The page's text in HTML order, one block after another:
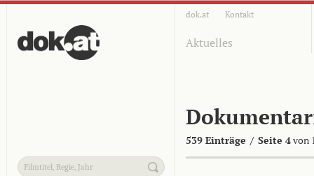
dok.at Kontakt
Aktuelles
539 Einträge / Seite 4von